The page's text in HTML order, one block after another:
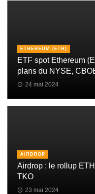
ETHEREUM (ETH)
ETF spot Ethereum
plans du NYSE,
24 mai 2024
AIRDROP
Airdrop : le rollup
TKO
23 mai 2024